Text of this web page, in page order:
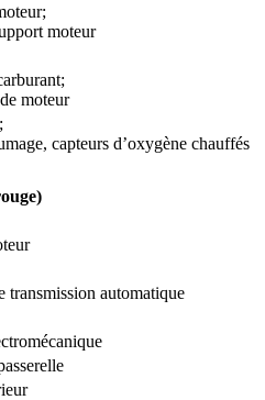
moteur
moteur
capteurs d’oxygène chauffés
transmission automatique